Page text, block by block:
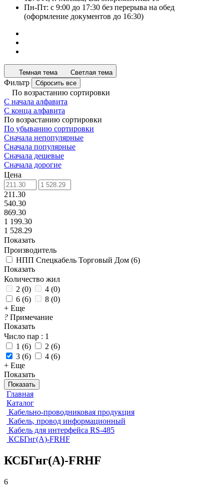
Пн-Пт: с 9:00 до 17:30 без перерыва на обед
(оформление документов до 16:30)
Темная тема Светлая тема
Фильтр Сбросить все
По возрастанию сортировки
С начала алфавита
С конца алфавита
По возрастанию сортировки
По убыванию сортировки
Сначала непопулярные
Сначала популярные
Сначала дешевые
Сначала дорогие
Цена
211.30
540.30
869.30
1 199.30
1 528.29
Показать
Производитель
НПП Спецкабель Торговый Дом (6)
Показать
Количество жил
2 (0) 4 (0)
6 (6) 8 (0)
+ Еще
? Примечание
Показать
Число пар : 1
1 (6) 2 (6)
3 (6) 4 (6)
+ Еще
Показать
Показать
Главная
Каталог
Кабельно-проводниковая продукция
Кабель, провод информационный
Кабель для интерфейса RS-485
КСБГнг(А)-FRHF
КСБГнг(А)-FRHF
6